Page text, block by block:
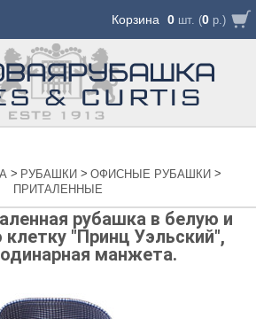
Корзина 0 шт. (0 р.)
> РУБАШКИ > ОФИСНЫЕ РУБАШКИ >
ПРИТАЛЕННЫЕ
рубашка в белую и
"Принц Уэльский",
манжета.